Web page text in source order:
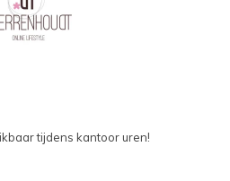
tijdens kantoor uren!